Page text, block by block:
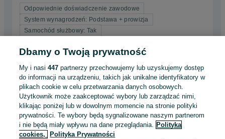
Odpowiednie doświadczenie zawodowe
System wynagrodzeń: Podstawa + prowizja
Samochód służbowy: Tak
05 sierpnia 2026
Osoba zajmująca się promocją wyrobów
medycznych
Akson Spółka Jawna
Bydgoszcz
Pełny etat
Umowa o pracę
Dbamy o Twoją prywatność
My i nasi447 partnerzy przechowujemy lub uzyskujemy dostęp
do informacji na urządzeniu, takich jak unikalne identyfikatory w
plikach cookie w celu przetwarzania danych osobowych.
Użytkownik może zaakceptować wybory lub zarządzać nimi,
klikając poniżej lub w dowolnym momencie na stronie polityki
prywatności. Te wybory będą sygnalizowane naszym partnerom
i nie będą miały wpływu na dane przeglądania. Polityka
cookies,
Polityka Prywatności